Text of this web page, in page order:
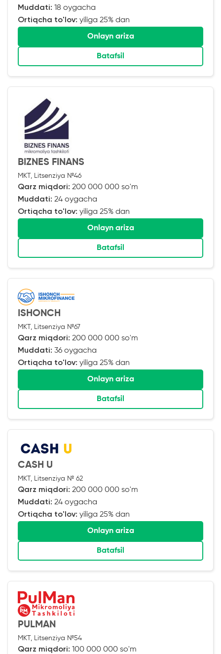
Muddati: 18 oygacha
Ortiqcha to'lov: yiliga 25% dan
Onlayn ariza
Batafsil
BIZNES FINANS
MKT, Litsenziya №46
Qarz miqdori: 200 000 000 so'm
Muddati: 24 oygacha
Ortiqcha to'lov: yiliga 25% dan
Onlayn ariza
Batafsil
ISHONCH
MKT, Litsenziya №67
Qarz miqdori: 200 000 000 so'm
Muddati: 36 oygacha
Ortiqcha to'lov: yiliga 25% dan
Onlayn ariza
Batafsil
CASH U
MKT, Litsenziya № 62
Qarz miqdori: 200 000 000 so'm
Muddati: 24 oygacha
Ortiqcha to'lov: yiliga 25% dan
Onlayn ariza
Batafsil
PULMAN
MKT, Litsenziya №54
Qarz miqdori: 100 000 000 so'm